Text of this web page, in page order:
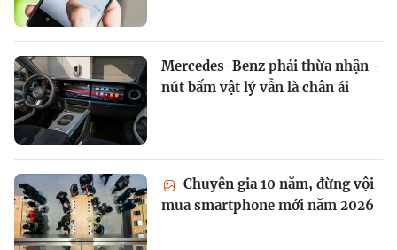
Mercedes-Benz phải thừa nhận -
nút bấm vật lý vẫn là chân ái
Chuyên gia 10 năm, đừng vội
mua smartphone mới năm 2026